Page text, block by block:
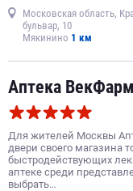
Московская область,
бульвар, 10
Мякинино 1 км
Аптека ВекФарм
Для жителей Москвы
двери своего магазина
быстродействующих
аптеке среди
выбрать…